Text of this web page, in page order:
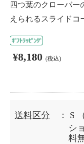
四つ葉のクローバー
えられるスライドコ
¥8,180 (税込)
送料区分 ： S
シ
料